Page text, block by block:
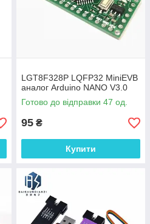
LGT8F328P LQFP32 MiniEVB
аналог Arduino NANO V3.0
Готово до відправки 47 од.
95 ₴
Купити